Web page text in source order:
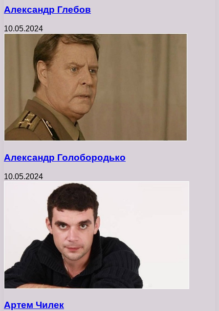
Александр Глебов
10.05.2024
Александр Голобородько
10.05.2024
Артем Чилек